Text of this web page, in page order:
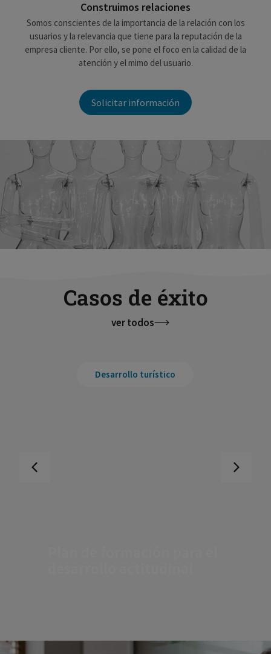
Construimos relaciones
Somos conscientes de la importancia de la relación con los
usuarios y la relevancia que tiene para la reputación de la
empresa cliente. Por ello, se pone el foco en la calidad de la
atención y el mimo del usuario.
Solicitar información
Casos de éxito
ver todos
Desarrollo turístico